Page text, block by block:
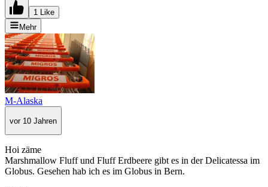
1 Like
Mehr
M-Alaska
vor 10 Jahren
Hoi zäme
Marshmallow Fluff und Fluff Erdbeere gibt es in der Delicatessa im
Globus. Gesehen hab ich es im Globus in Bern.